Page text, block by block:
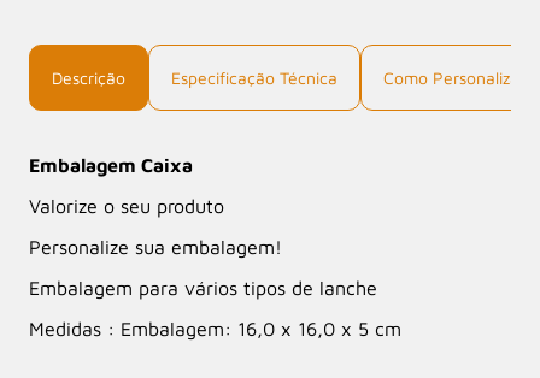
Descrição Especificação Técnica Como Personalizar
Embalagem Caixa
Valorize o seu produto
Personalize sua embalagem!
Embalagem para vários tipos de lanche
Medidas : Embalagem: 16,0 x 16,0 x 5 cm